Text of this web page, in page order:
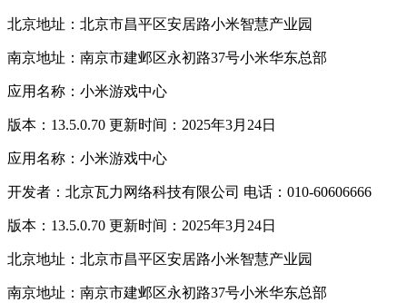
北京地址：北京市昌平区安居路小米智慧产业园
南京地址：南京市建邺区永初路37号小米华东总部
应用名称：小米游戏中心
版本：13.5.0.70 更新时间：2025年3月24日
应用名称：小米游戏中心
开发者：北京瓦力网络科技有限公司 电话：010-60606666
版本：13.5.0.70 更新时间：2025年3月24日
北京地址：北京市昌平区安居路小米智慧产业园
南京地址：南京市建邺区永初路37号小米华东总部